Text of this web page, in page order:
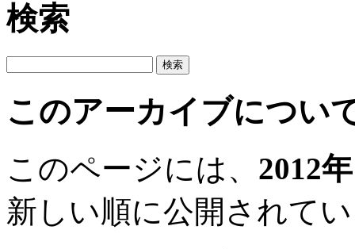
検索
このアーカイブについ
このページには、 2012
新しい順に公開されて